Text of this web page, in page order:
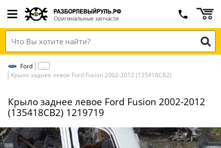
Ford
Крыло заднее левое Ford Fusion 2002-2012 (135418СВ2)
Крыло заднее левое Ford Fusion 2002-2012
(135418СВ2) 1219719